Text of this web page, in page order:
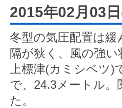
2015年02月03
冬型の気圧配置は
隔が狭く、風の強
上標津(カミシベツ
で、24.3メートル
た。